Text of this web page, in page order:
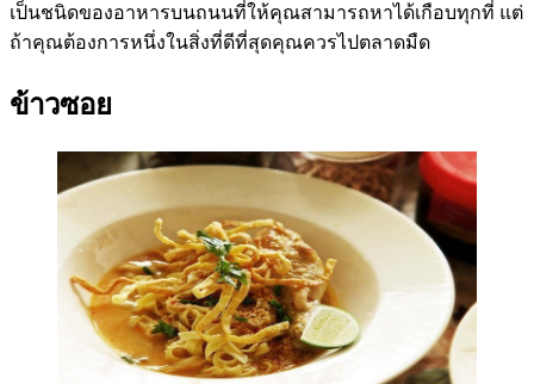
เป็นชนิดของอาหารบนถนนที่ให้คุณสามารถหาได้เกือบทุกที่ แต่
ถ้าคุณต้องการหนึ่งในสิ่งที่ดีที่สุดคุณควรไปตลาดมืด
ข้าวซอย